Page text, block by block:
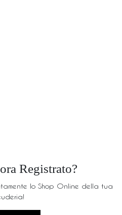
Registrato?
lo Shop Online della tua